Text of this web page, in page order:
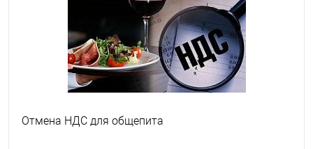
Отмена НДС для общепита